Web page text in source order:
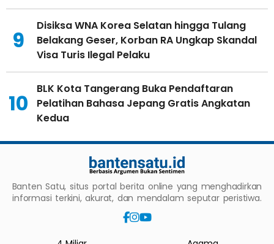
9
Disiksa WNA Korea Selatan hingga Tulang
Belakang Geser, Korban RA Ungkap Skandal
Visa Turis Ilegal Pelaku
10
BLK Kota Tangerang Buka Pendaftaran
Pelatihan Bahasa Jepang Gratis Angkatan
Kedua
Banten Satu, situs portal berita online yang menghadirkan
informasi terkini, akurat, dan mendalam seputar peristiwa.